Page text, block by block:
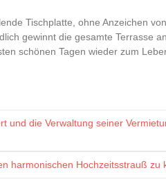
Tischplatte, ohne Anzeichen
gewinnt die gesamte Terrasse an
schönen Tagen wieder zum
und die Verwaltung seiner
harmonischen Hochzeitsstrauß zu